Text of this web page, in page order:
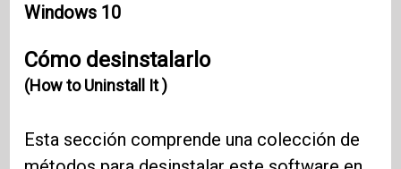
Windows 10
Cómo desinstalarlo
(How to Uninstall It )
Esta sección comprende una colección de